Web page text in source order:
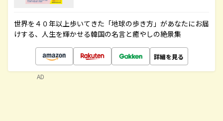
世界を４０年以上歩いてきた「地球の歩き方」があなたにお届
けする、人生を輝かせる韓国の名言と癒やしの絶景集
詳細を見る
AD